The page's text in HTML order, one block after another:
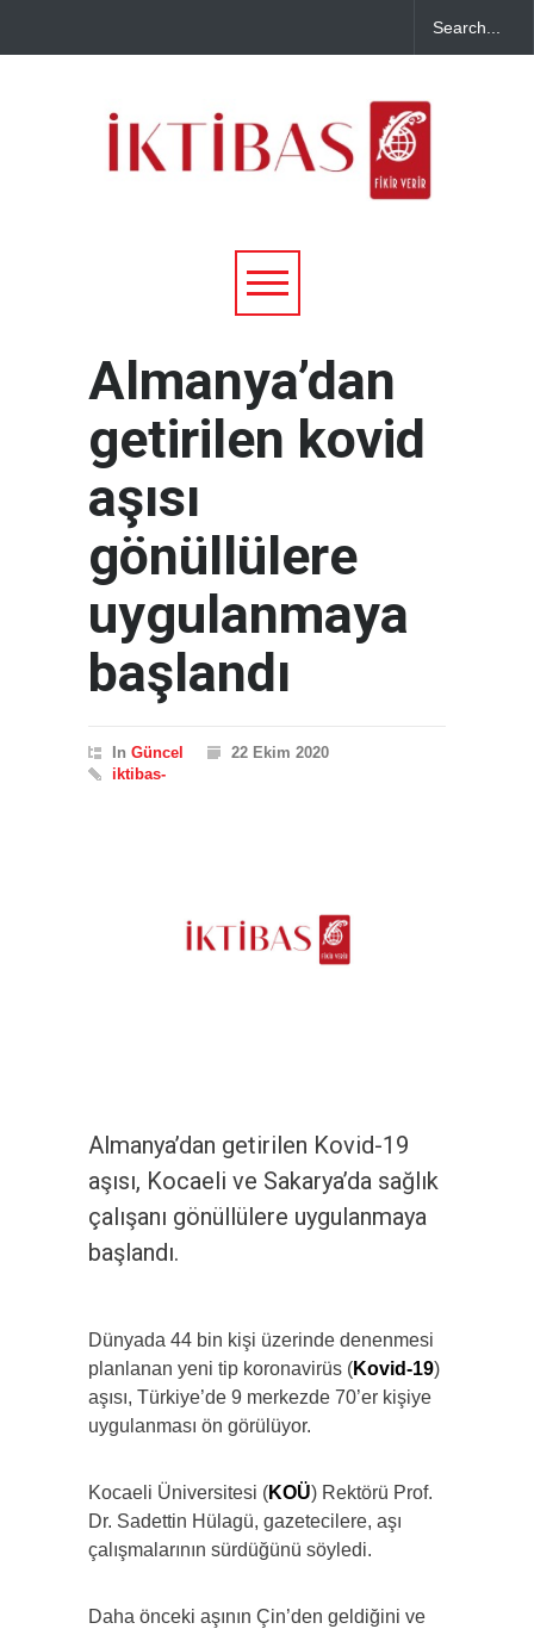
Almanya’dan
getirilen kovid
aşısı
gönüllülere
uygulanmaya
başlandı
In Güncel
22 Ekim 2020
iktibas-
Almanya’dan getirilen Kovid-19
aşısı, Kocaeli ve Sakarya’da sağlık
çalışanı gönüllülere uygulanmaya
başlandı.
Dünyada 44 bin kişi üzerinde denenmesi
planlanan yeni tip koronavirüs (Kovid-19)
aşısı, Türkiye’de 9 merkezde 70’er kişiye
uygulanması ön görülüyor.
Kocaeli Üniversitesi (KOÜ) Rektörü Prof.
Dr. Sadettin Hülagü, gazetecilere, aşı
çalışmalarının sürdüğünü söyledi.
Daha önceki aşının Çin’den geldiğini ve